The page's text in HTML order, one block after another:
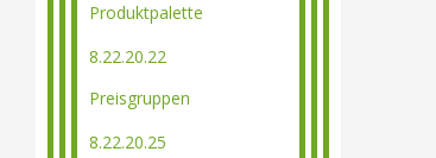
Produktpalette
8.22.20.22
Preisgruppen
8.22.20.25